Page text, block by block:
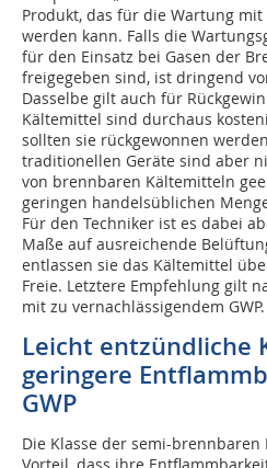
Produkt, das für die Wartung
werden kann. Falls die
für den Einsatz bei Gasen der
freigegeben sind, ist dringend
Dasselbe gilt auch für
Kältemittel sind durchaus
sollten sie rückgewonnen
traditionellen Geräte sind aber
von brennbaren Kältemitteln
geringen handelsüblichen
Für den Techniker ist es dabei
Maße auf ausreichende
entlassen sie das Kältemittel
Freie. Letztere Empfehlung gilt
mit zu vernachlässigendem GWP.
Leicht entzündliche
geringere
GWP
Die Klasse der semi-